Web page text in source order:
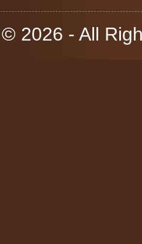
2026 - All